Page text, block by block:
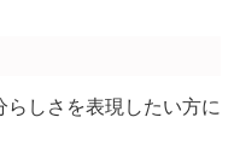
しさを表現したい方に